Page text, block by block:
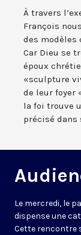
À travers
François
des modèles
Car Dieu se
époux
«sculpture
de leur foyer
la foi trouve
précisé dans
Le mercredi, le
dispense une
Cette rencontre